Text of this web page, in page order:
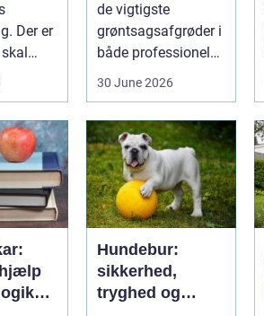
Der er
der
de vigtigste
grøntsagsafgrøder i
både professionel
og hobbybaseret
30 June 2026
Hundebur:
sikkerhed,
tryghed og